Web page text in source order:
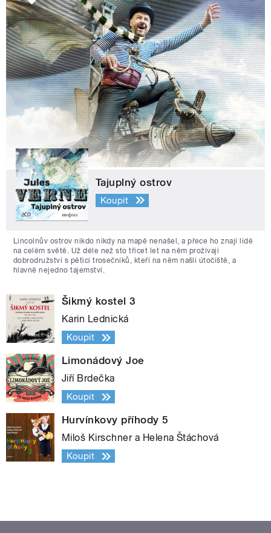
Tajuplný ostrov
Koupit
Lincolnův ostrov nikdo nikdy na mapě nenašel, a přece ho znají lidé
na celém světě. Už déle než sto třicet let na něm prožívají
dobrodružství s pěticí trosečníků, kteří na něm našli útočiště, a
hlavně nejedno tajemství.
Šikmý kostel 3
Karin Lednická
Koupit
Limonádový Joe
Jiří Brdečka
Koupit
Hurvínkovy příhody 5
Miloš Kirschner a Helena Štáchová
Koupit